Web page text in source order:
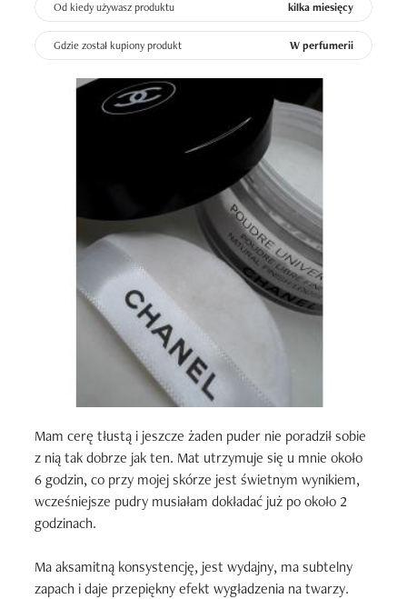
skórę w ryzach przez kilka godzin i sprawia, że podkład
wygląda świeżo dużo dłużej. Świetnie sprawdza się też
pod oczy — nie wysusza i nie zbiera się w załamaniach.
Nie można też pominąć opakowania — klasyczne,
eleganckie, z dużym lustrem i puszkiem. Całość wygląda
bardzo luksusowo i aż chce się go używać.
Podsumowując — puder CHANEL to kosmetyk, który
daje bardzo naturalny, wygładzony i „luksusowy” efekt
skóry. To nie jest typowy puder do mocnego matu, tylko
produkt, który upiększa cerę i sprawia, że makijaż
wygląda drożej.
Od kiedy używasz produktu kilka miesięcy
Gdzie został kupiony produkt W perfumerii
Mam cerę tłustą i jeszcze żaden puder nie poradził sobie
z nią tak dobrze jak ten. Mat utrzymuje się u mnie około
6 godzin, co przy mojej skórze jest świetnym wynikiem,
wcześniejsze pudry musiałam dokładać już po około 2
godzinach.
Ma aksamitną konsystencję, jest wydajny, ma subtelny
zapach i daje przepiękny efekt wygładzenia na twarzy.